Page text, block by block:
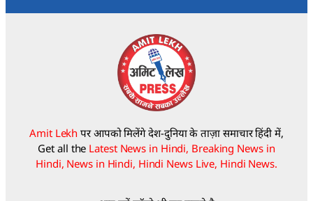
Amit Lekh पर आपको मिलेंगे देश-दुनिया के ताज़ा समाचार हिंदी में,
Get all the Latest News in Hindi, Breaking News in
Hindi, News in Hindi, Hindi News Live, Hindi News.